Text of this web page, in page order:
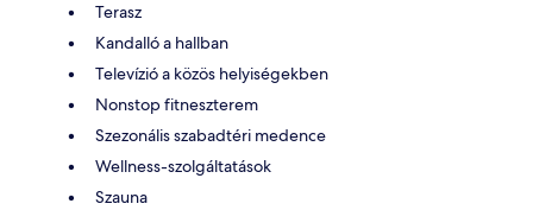
Terasz
Kandalló a hallban
Televízió a közös helyiségekben
Nonstop fitneszterem
Szezonális szabadtéri medence
Wellness-szolgáltatások
Szauna